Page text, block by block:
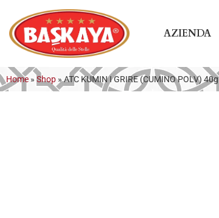
AZIENDA
Home » Shop »ATC KUMIN I GRIRE (CUMINO POLV) 40g